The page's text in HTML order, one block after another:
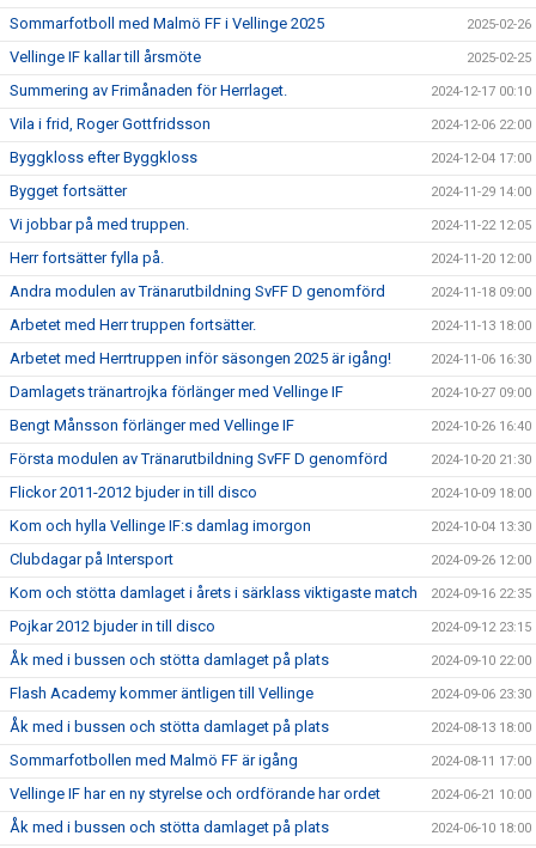
Sommarfotboll med Malmö FF i Vellinge 2025 2025-02-26
Vellinge IF kallar till årsmöte 2025-02-25
Summering av Frimånaden för Herrlaget. 2024-12-17 00:10
Vila i frid, Roger Gottfridsson 2024-12-06 22:00
Byggkloss efter Byggkloss 2024-12-04 17:00
Bygget fortsätter 2024-11-29 14:00
Vi jobbar på med truppen. 2024-11-22 12:05
Herr fortsätter fylla på. 2024-11-20 12:00
Andra modulen av Tränarutbildning SvFF D genomförd 2024-11-18 09:00
Arbetet med Herr truppen fortsätter. 2024-11-13 18:00
Arbetet med Herrtruppen inför säsongen 2025 är igång! 2024-11-06 16:30
Damlagets tränartrojka förlänger med Vellinge IF 2024-10-27 09:00
Bengt Månsson förlänger med Vellinge IF 2024-10-26 16:40
Första modulen av Tränarutbildning SvFF D genomförd 2024-10-20 21:30
Flickor 2011-2012 bjuder in till disco 2024-10-09 18:00
Kom och hylla Vellinge IF:s damlag imorgon 2024-10-04 13:30
Clubdagar på Intersport 2024-09-26 12:00
Kom och stötta damlaget i årets i särklass viktigaste match 2024-09-16 22:35
Pojkar 2012 bjuder in till disco 2024-09-12 23:15
Åk med i bussen och stötta damlaget på plats 2024-09-10 22:00
Flash Academy kommer äntligen till Vellinge 2024-09-06 23:30
Åk med i bussen och stötta damlaget på plats 2024-08-13 18:00
Sommarfotbollen med Malmö FF är igång 2024-08-11 17:00
Vellinge IF har en ny styrelse och ordförande har ordet 2024-06-21 10:00
Åk med i bussen och stötta damlaget på plats 2024-06-10 18:00